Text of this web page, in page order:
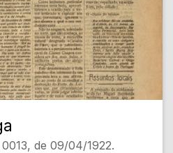
de 09/04/1922.